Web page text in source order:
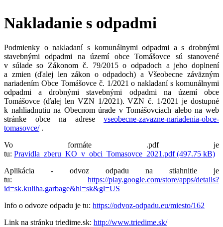
Nakladanie s odpadmi
Podmienky o nakladaní s komunálnymi odpadmi a s drobnými
stavebnými odpadmi na území obce Tomášovce sú stanovené
v súlade so Zákonom č. 79/2015 o odpadoch a jeho doplnení
a zmien (ďalej len zákon o odpadoch) a Všeobecne záväzným
nariadením Obce Tomášovce č. 1/2021 o nakladaní s komunálnymi
odpadmi a drobnými stavebnými odpadmi na území obce
Tomášovce (ďalej len VZN 1/2021). VZN č. 1/2021 je dostupné
k nahliadnutiu na Obecnom úrade v Tomášovciach alebo na web
stránke obce na adrese vseobecne-zavazne-nariadenia-obce-
tomasovce/.
Vo formáte .pdf je
tu: Pravidla_zberu_KO_v_obci_Tomasovce_2021.pdf (497.75 kB)
Aplikácia - odvoz odpadu na stiahnitie je
tu: https://play.google.com/store/apps/details?
id=sk.kuliha.garbage&hl=sk&gl=US
Info o odvoze odpadu je tu: https://odvoz-odpadu.eu/miesto/162
Link na stránku triedime.sk: http://www.triedime.sk/